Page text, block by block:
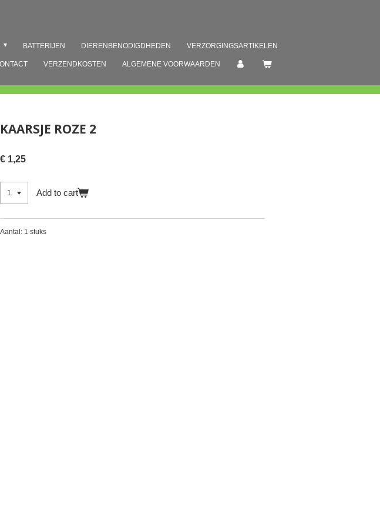
BATTERIJEN DIERENBENODIGDHEDEN VERZORGINGSARTIKELEN
VERZENDKOSTEN ALGEMENE VOORWAARDEN
KAARSJE ROZE 2
€ 1,25
Add to cart
Aantal: 1 stuks